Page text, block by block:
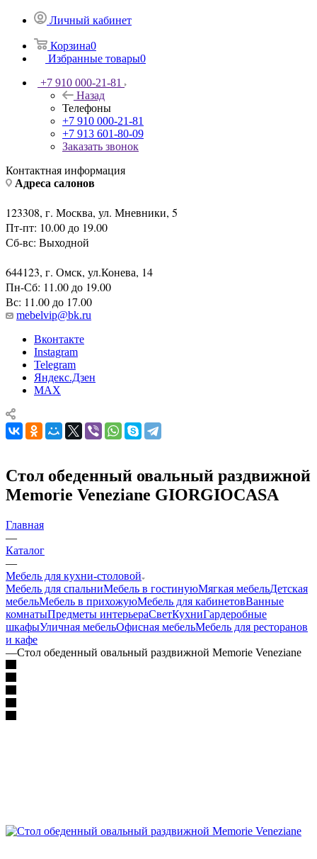
Личный кабинет
Корзина0
Избранные товары0
+7 910 000-21-81
Назад
Телефоны
+7 910 000-21-81
+7 913 601-80-09
Заказать звонок
Контактная информация
Адреса салонов
123308, г. Москва, ул. Мневники, 5
Пт-пт: 10.00 до 19.00
Сб-вс: Выходной
644123, г. Омск, ул.Конева, 14
Пн-Сб: 11.00 до 19.00
Вс: 11.00 до 17.00
mebelvip@bk.ru
Вконтакте
Instagram
Telegram
Яндекс.Дзен
MAX
Стол обеденный овальный раздвижной
Memorie Veneziane GIORGIOCASA
Главная
—
Каталог
—
Мебель для кухни-столовой
Мебель для спальниМебель в гостинуюМягкая мебельДетская
мебельМебель в прихожуюМебель для кабинетовВанные
комнатыПредметы интерьераСветКухниГардеробные
шкафыУличная мебельОфисная мебельМебель для ресторанов
и кафе
—Стол обеденный овальный раздвижной Memorie Veneziane